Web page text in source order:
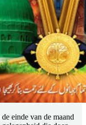
einde van de maand